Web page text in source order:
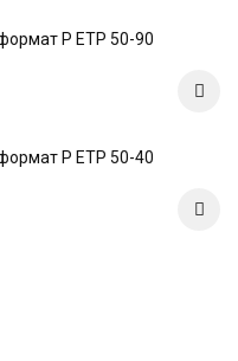
Р ЕТР 50-90
Р ЕТР 50-40